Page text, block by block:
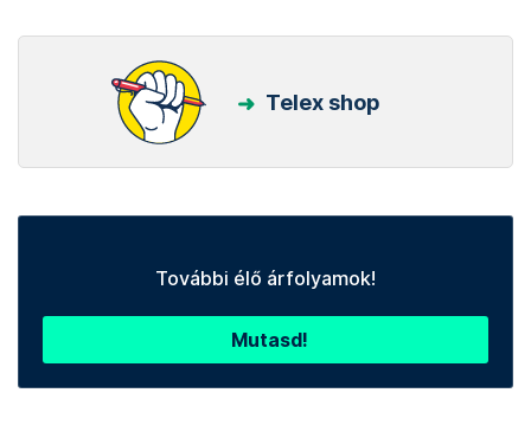
Telex shop
További élő árfolyamok!
Mutasd!